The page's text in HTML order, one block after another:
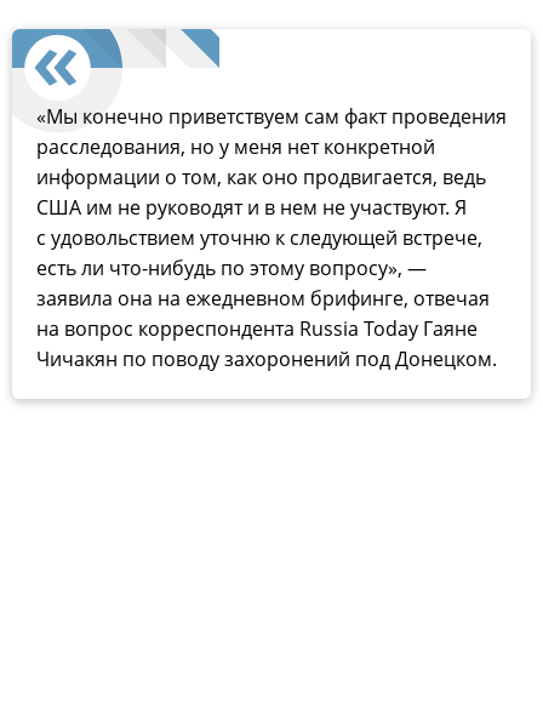
«Мы конечно приветствуем сам факт проведения
расследования, но у меня нет конкретной
информации о том, как оно продвигается, ведь
США им не руководят и в нем не участвуют. Я
с удовольствием уточню к следующей встрече,
есть ли что-нибудь по этому вопросу», —
заявила она на ежедневном брифинге, отвечая
на вопрос корреспондента Russia Today Гаяне
Чичакян по поводу захоронений под Донецком.